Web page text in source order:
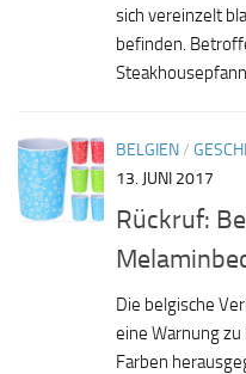
sich vereinzelt
befinden.
BELGIEN/
13. JUNI 2017
Rückruf:
Die belgische
eine Warnung
Farben